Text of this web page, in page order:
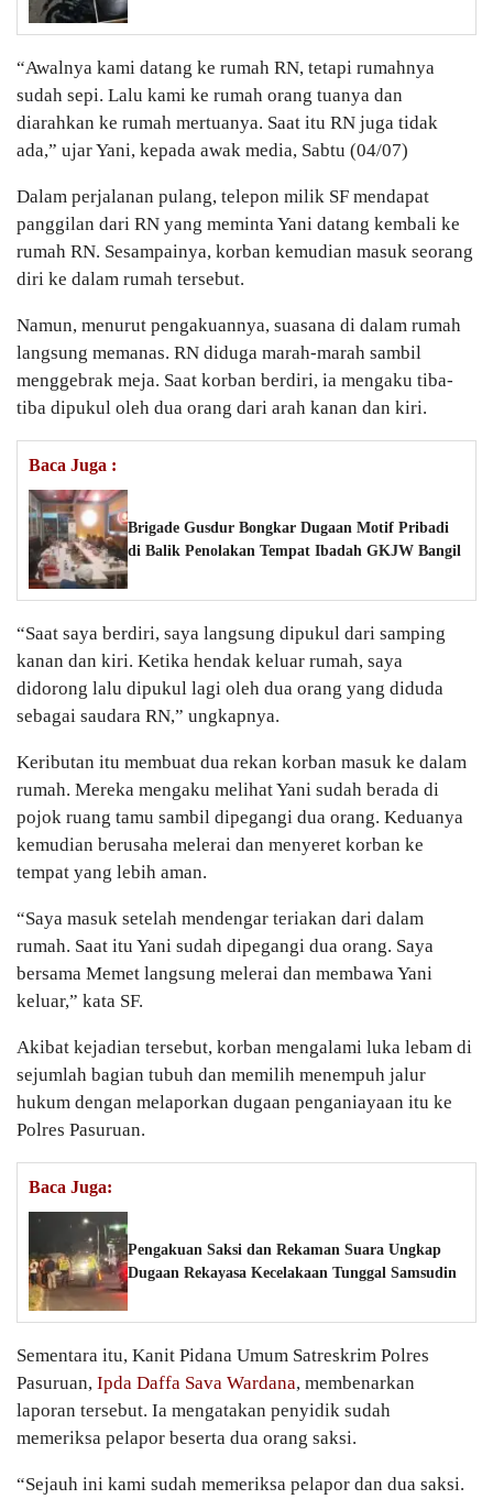
“Awalnya kami datang ke rumah RN, tetapi rumahnya
sudah sepi. Lalu kami ke rumah orang tuanya dan
diarahkan ke rumah mertuanya. Saat itu RN juga tidak
ada,” ujar Yani, kepada awak media, Sabtu (04/07)
Dalam perjalanan pulang, telepon milik SF mendapat
panggilan dari RN yang meminta Yani datang kembali ke
rumah RN. Sesampainya, korban kemudian masuk seorang
diri ke dalam rumah tersebut.
Namun, menurut pengakuannya, suasana di dalam rumah
langsung memanas. RN diduga marah-marah sambil
menggebrak meja. Saat korban berdiri, ia mengaku tiba-
tiba dipukul oleh dua orang dari arah kanan dan kiri.
Baca Juga :
Brigade Gusdur Bongkar Dugaan Motif Pribadi
di Balik Penolakan Tempat Ibadah GKJW Bangil
“Saat saya berdiri, saya langsung dipukul dari samping
kanan dan kiri. Ketika hendak keluar rumah, saya
didorong lalu dipukul lagi oleh dua orang yang diduda
sebagai saudara RN,” ungkapnya.
Keributan itu membuat dua rekan korban masuk ke dalam
rumah. Mereka mengaku melihat Yani sudah berada di
pojok ruang tamu sambil dipegangi dua orang. Keduanya
kemudian berusaha melerai dan menyeret korban ke
tempat yang lebih aman.
“Saya masuk setelah mendengar teriakan dari dalam
rumah. Saat itu Yani sudah dipegangi dua orang. Saya
bersama Memet langsung melerai dan membawa Yani
keluar,” kata SF.
Akibat kejadian tersebut, korban mengalami luka lebam di
sejumlah bagian tubuh dan memilih menempuh jalur
hukum dengan melaporkan dugaan penganiayaan itu ke
Polres Pasuruan.
Baca Juga:
Pengakuan Saksi dan Rekaman Suara Ungkap
Dugaan Rekayasa Kecelakaan Tunggal Samsudin
Sementara itu, Kanit Pidana Umum Satreskrim Polres
Pasuruan, Ipda Daffa Sava Wardana, membenarkan
laporan tersebut. Ia mengatakan penyidik sudah
memeriksa pelapor beserta dua orang saksi.
“Sejauh ini kami sudah memeriksa pelapor dan dua saksi.